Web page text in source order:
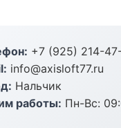
+7 (925) 214-
info@axisloft77.ru
Нальчик
работы: Пн-Вс: